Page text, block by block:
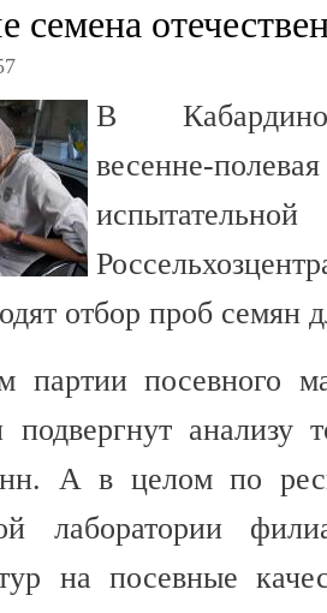
семена
В Кабардино-
весенне-
отбор проб семян
партии посевного
анализу
А в целом по
лаборатории
на посевные